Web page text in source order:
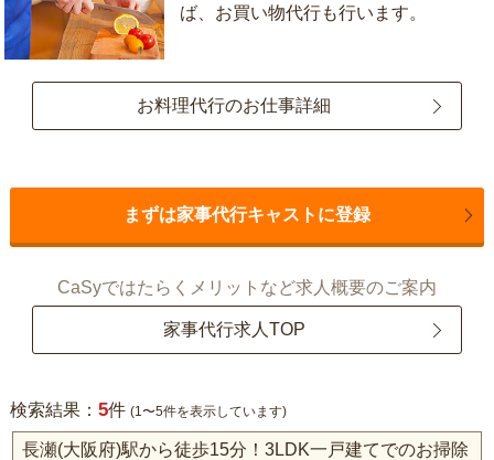
ば、お買い物代行も行います。
お料理代行のお仕事詳細
まずは家事代行キャストに登録
CaSyではたらくメリットなど求人概要のご案内
家事代行求人TOP
検索結果： 5件 (1〜5件を表示しています)
長瀬(大阪府)駅から徒歩15分！3LDK一戸建てでのお掃除